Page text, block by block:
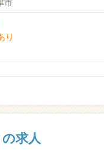
市
り
求人